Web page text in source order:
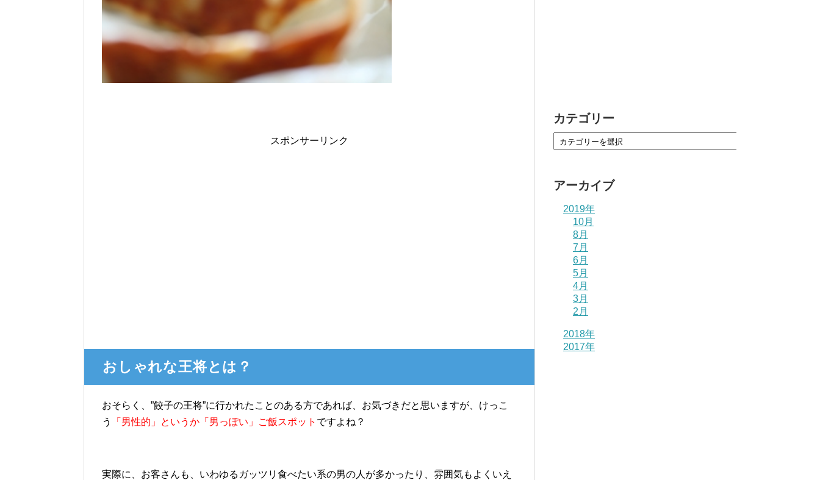
スポンサーリンク
おしゃれな王将とは？
おそらく、”餃子の王将”に行かれたことのある方であれば、お気づきだと思いますが、けっこ
う
「男性的」というか「男っぽい」ご飯スポット ですよね？
実際に、お客さんも、いわゆるガッツリ食べたい系の男の人が多かったり、雰囲気もよくいえ
カテゴリー
アーカイブ
2019年
10月
8月
7月
6月
5月
4月
3月
2月
2018年
2017年